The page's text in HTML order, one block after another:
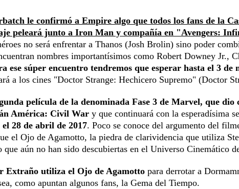
le confirmó a Empire algo que todos los fans de la
peleará junto a Iron Man y compañía en "Avengers:
no será enfrentar a Thanos (Josh Brolin) sino poder
nombres importantísimos como Robert Downey Jr.,
ese súper encuentro tendremos que esperar hasta el 3 de
a los cines "Doctor Strange: Hechicero Supremo" (Doctor
película de la denominada Fase 3 de Marvel, que dio
América: Civil War y que continuará con la esperadísima
28 de abril de 2017. Poco se conoce del argumento del
el Ojo de Agamotto, la piedra de clarividencia que utiliza
aún no han sido descubiertas en el Universo Cinemático
Extraño utiliza el Ojo de Agamotto para derrotar a
como apuntan algunos fans, la Gema del Tiempo.